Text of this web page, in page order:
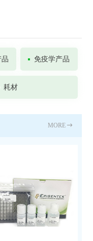
免疫学产品
耗材
MORE